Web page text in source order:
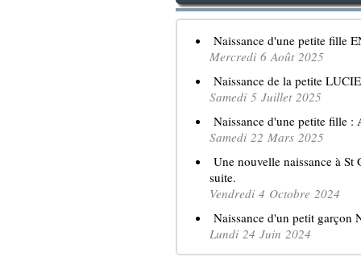
Naissance d'une petite fille
Mercredi 6 Août 2025
Naissance de la petite
Samedi 5 Juillet 2025
Naissance d'une petite fille
Samedi 22 Mars 2025
Une nouvelle naissance à
suite.
Vendredi 4 Octobre 2024
Naissance d'un petit garçon
Lundi 24 Juin 2024